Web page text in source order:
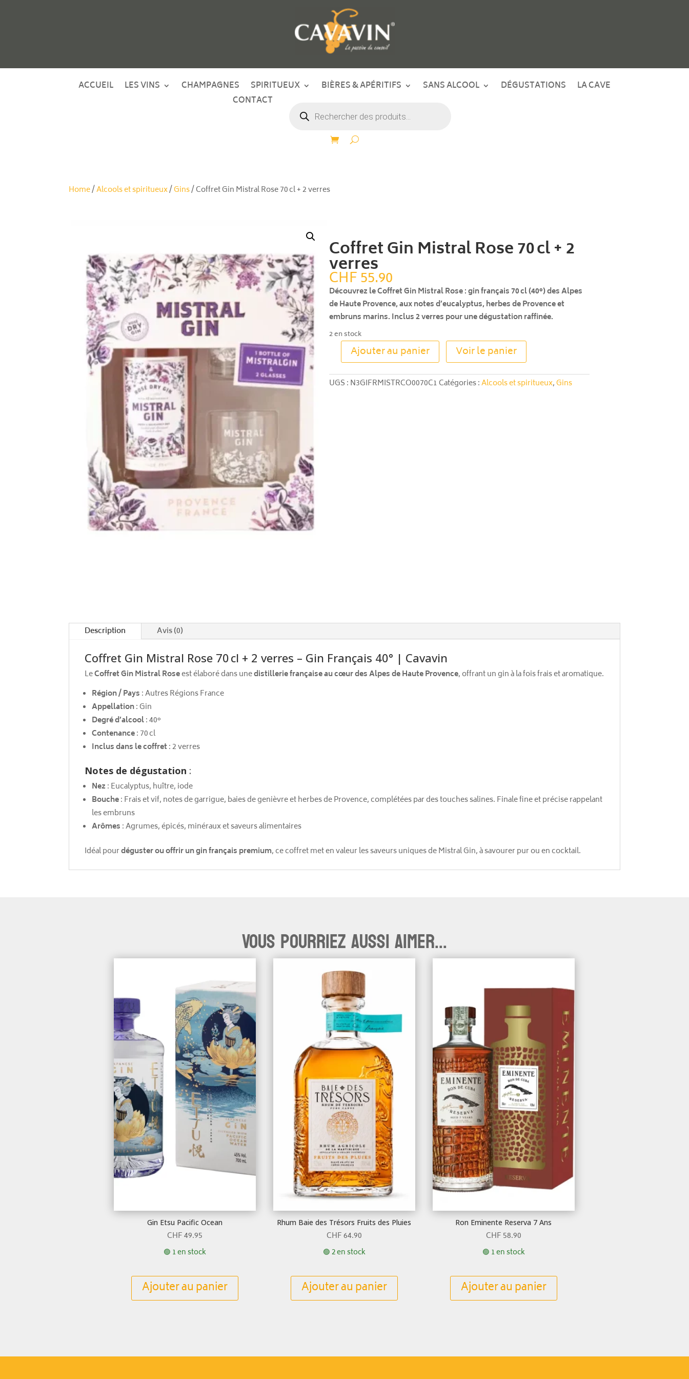
ACCUEIL LES VINS CHAMPAGNES SPIRITUEUX BIÈRES & APÉRITIFS SANS ALCOOL DÉGUSTATIONS
LA CAVE
CONTACT
produits
Home/Alcools et spiritueux/Gins/ Coffret Gin Mistral Rose 70 cl + 2 verres
Coffret Gin Mistral Rose 70 cl + 2
verres
CHF55.90
Découvrez le Coffret Gin Mistral Rose : gin français 70 cl (40°) des Alpes
de Haute Provence, aux notes d’eucalyptus, herbes de Provence et
embruns marins. Inclus 2 verres pour une dégustation raffinée.
2 en stock
quantité
Coffret
Ajouter au panier Voir le panier
e
UGS : N3GIFRMISTRCO0070C1Catégories :Alcools et spiritueux,Gins
Description Avis (0)
Coffret Gin Mistral Rose 70 cl + 2 verres – Gin Français 40° | Cavavin
LeCoffret Gin Mistral Roseest élaboré dans unedistillerie française au cœur des Alpes de Haute Provence, offrant un gin à la fois frais et aromatique.
Région / Pays : Autres Régions France
Appellation: Gin
Degré d’alcool: 40°
Contenance: 70 cl
Inclus dans le coffret: 2 verres
Notes de dégustation :
Nez : Eucalyptus, huître, iode
Bouche: Frais et vif, notes de garrigue, baies de genièvre et herbes de Provence, complétées par des touches salines. Finale fine et précise rappelant
les embruns
Arômes : Agrumes, épicés, minéraux et saveurs alimentaires
Idéal pourdéguster ou offrir un gin français premium, ce coffret met en valeur les saveurs uniques de Mistral Gin, à savourer pur ou en cocktail.
Vous pourriez aussi aimer...
Gin Etsu Pacific Ocean
CHF49.95
🟢 1 en stock
Ajouter au panier
Rhum Baie des Trésors Fruits des Pluies
CHF64.90
🟢 2 en stock
Ajouter au panier
Ron Eminente Reserva 7 Ans
CHF 58.90
🟢 1 en stock
Ajouter au panier